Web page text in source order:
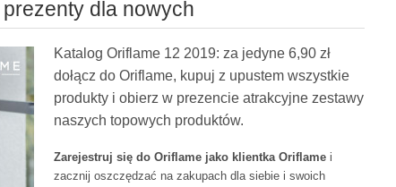
dla nowych
Katalog Oriflame 12 2019: za jedyne 6,90 zł
dołącz do Oriflame, kupuj z upustem wszystkie
produkty i obierz w prezencie atrakcyjne zestawy
naszych topowych produktów.
Zarejestruj się do Oriflame jako klientka Oriflame i
zacznij oszczędzać na zakupach dla siebie i swoich